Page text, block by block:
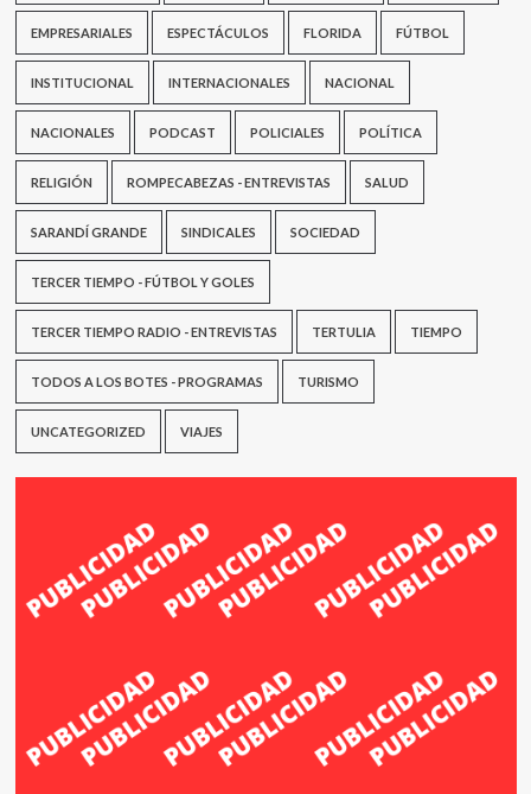
EMPRESARIALES ESPECTÁCULOS FLORIDA FÚTBOL
INSTITUCIONAL INTERNACIONALES NACIONAL
NACIONALES PODCAST POLICIALES POLÍTICA
RELIGIÓN ROMPECABEZAS - ENTREVISTAS SALUD
SARANDÍ GRANDE SINDICALES SOCIEDAD
TERCER TIEMPO - FÚTBOL Y GOLES
TERCER TIEMPO RADIO - ENTREVISTAS TERTULIA TIEMPO
TODOS A LOS BOTES - PROGRAMAS TURISMO
UNCATEGORIZED VIAJES